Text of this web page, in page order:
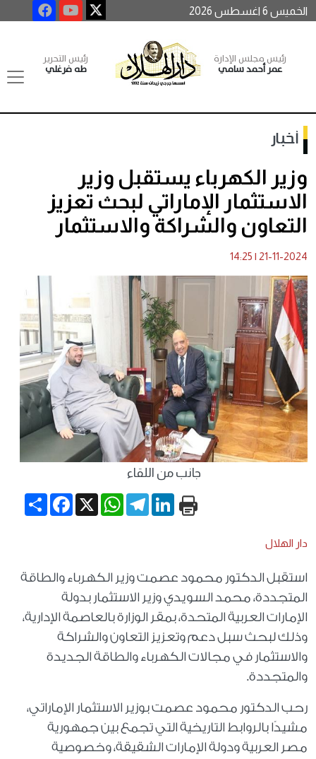
الخميس 6 اغسطس 2026
رئيس مجلس الإدارة
عمر أحمد سامي
رئيس التحرير
طه فرغلي
أخبار
وزير الكهرباء يستقبل وزير
الاستثمار الإماراتي لبحث تعزيز
التعاون والشراكة والاستثمار
21-11-2024
|
14:25
جانب من اللقاء
Share
Facebook X
WhatsApp
TelegramLinkedIn
دار الهلال
استقبل الدكتور محمود عصمت وزير الكهرباء والطاقة
المتجددة، محمد السويدي وزير الاستثمار بدولة
الإمارات العربية المتحدة، بمقر الوزارة بالعاصمة الإدارية،
وذلك لبحث سبل دعم وتعزيز التعاون والشراكة
والاستثمار في مجالات الكهرباء والطاقة الجديدة
والمتجددة.
رحب الدكتور محمود عصمت بوزير الاستثمار الإماراتي،
مشيدًا بالروابط التاريخية التي تجمع بين جمهورية
مصر العربية ودولة الإمارات الشقيقة، وخصوصية